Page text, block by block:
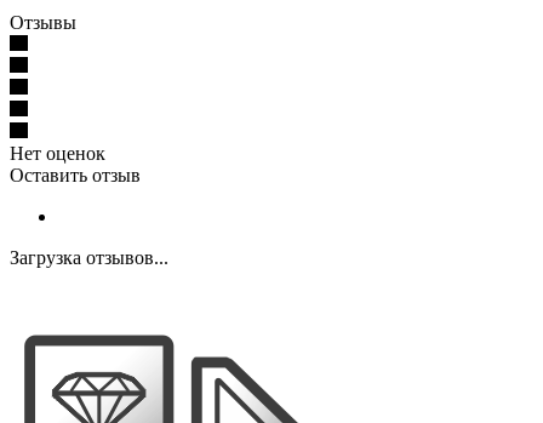
Отзывы
Нет оценок
Оставить отзыв
Загрузка отзывов...